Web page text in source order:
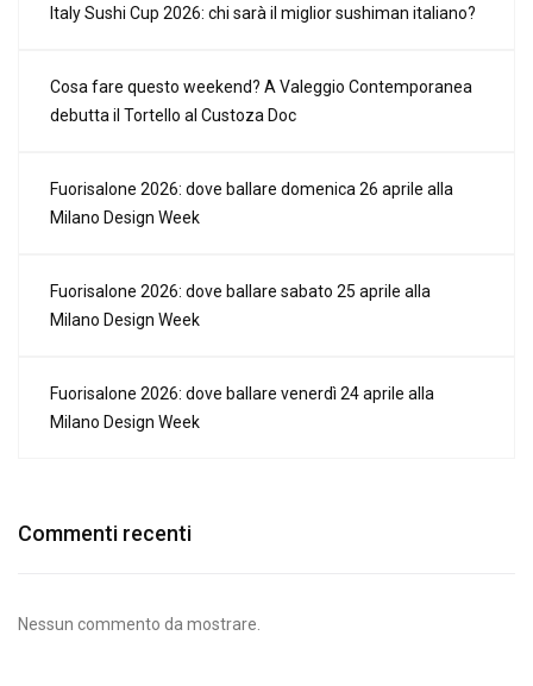
Italy Sushi Cup 2026: chi sarà il miglior sushiman italiano?
Cosa fare questo weekend? A Valeggio Contemporanea
debutta il Tortello al Custoza Doc
Fuorisalone 2026: dove ballare domenica 26 aprile alla
Milano Design Week
Fuorisalone 2026: dove ballare sabato 25 aprile alla
Milano Design Week
Fuorisalone 2026: dove ballare venerdì 24 aprile alla
Milano Design Week
Commenti recenti
Nessun commento da mostrare.